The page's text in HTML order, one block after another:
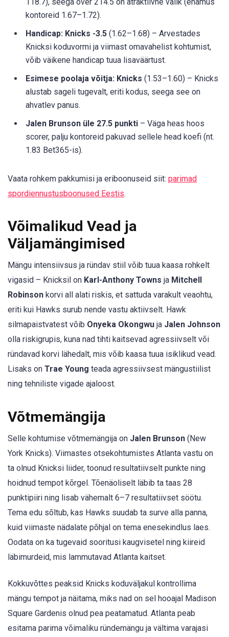
kontoreid 1.67–1.72).
Handicap: Knicks -3.5 (1.62–1.68) – Arvestades
Knicksi koduvormi ja viimast omavahelist kohtumist,
võib väikene handicap tuua lisaväärtust.
Esimese poolaja võitja: Knicks (1.53–1.60) – Knicks
alustab sageli tugevalt, eriti kodus, seega see on
ahvatlev panus.
Jalen Brunson üle 27.5 punkti – Väga heas hoos
scorer, palju kontoreid pakuvad sellele head koefi (nt.
1.83 Bet365-is).
Vaata rohkem pakkumisi ja eriboonuseid siit: parimad
spordiennustusboonused Eestis.
Võimalikud Vead ja
Väljamängimised
Mängu intensiivsus ja ründav stiil võib tuua kaasa rohkelt
vigasid – Knicksil on Karl-Anthony Towns ja Mitchell
Robinson korvi all alati riskis, et sattuda varakult veaohtu,
eriti kui Hawks surub nende vastu aktiivselt. Hawk
silmapaistvatest võib Onyeka Okongwu ja Jalen Johnson
olla riskigrupis, kuna nad tihti kaitsevad agressiivselt või
ründavad korvi lähedalt, mis võib kaasa tuua isiklikud vead.
Lisaks on Trae Young teada agressiivsest mängustiilist
ning tehniliste vigade ajaloost.
Võtmemängija
Selle kohtumise võtmemängija on Jalen Brunson (New
York Knicks). Viimastes otsekohtumistes Atlanta vastu on
ta olnud Knicksi liider, toonud resultatiivselt punkte ning
hoidnud tempot kõrgel. Tõenäoliselt läbib ta taas 28
punktipiiri ning lisab vähemalt 6–7 resultatiivset söötu.
Tema edu sõltub, kas Hawks suudab ta surve alla panna,
kuid viimaste nädalate põhjal on tema enesekindlus laes.
Oodata on ka tugevaid sooritusi kaugvisetel ning kiireid
läbimurdeid, mis lammutavad Atlanta kaitset.
Kokkuvõttes peaksid Knicks koduväljakul kontrollima
mängu tempot ja näitama, miks nad on sel hooajal Madison
Square Gardenis olnud pea peatamatud. Atlanta peab
esitama parima võimaliku ründemängu ja vältima varajasi